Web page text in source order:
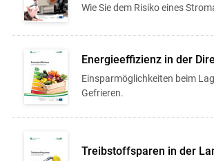
Wie Sie dem Risiko eines
Energieeffizienz in der
Einsparmöglichkeiten beim
Gefrieren.
Treibstoffsparen in der